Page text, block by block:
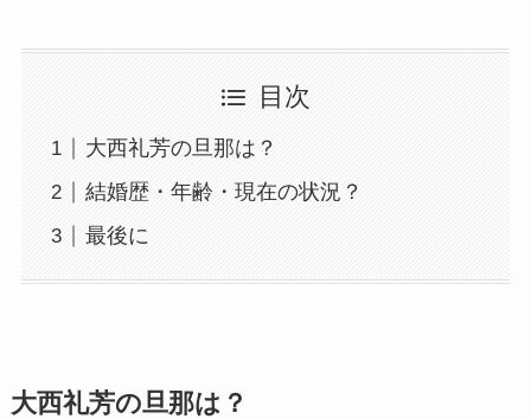
目次
大西礼芳の旦那は？
結婚歴・年齢・現在の状況？
最後に
大西礼芳の旦那は？